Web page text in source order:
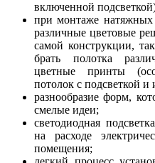
включенной
при монтаже
различные цветовые
самой конструкции,
брать полотка
цветные принты
потолок с подсветкой и
разнообразие форм,
смелые идеи;
светодиодная
на расходе
помещения;